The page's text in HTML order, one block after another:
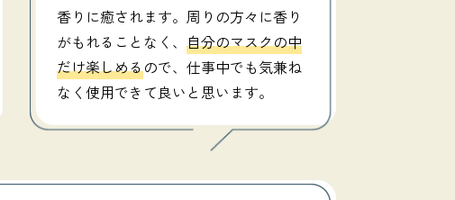
香りに癒されます。周りの方々に香り
がもれることなく、 自分のマスクの中
だけ楽しめるので、仕事中でも気兼ね
なく使用できて良いと思います。